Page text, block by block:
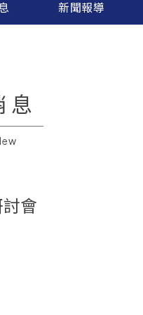
新聞報導
息
會